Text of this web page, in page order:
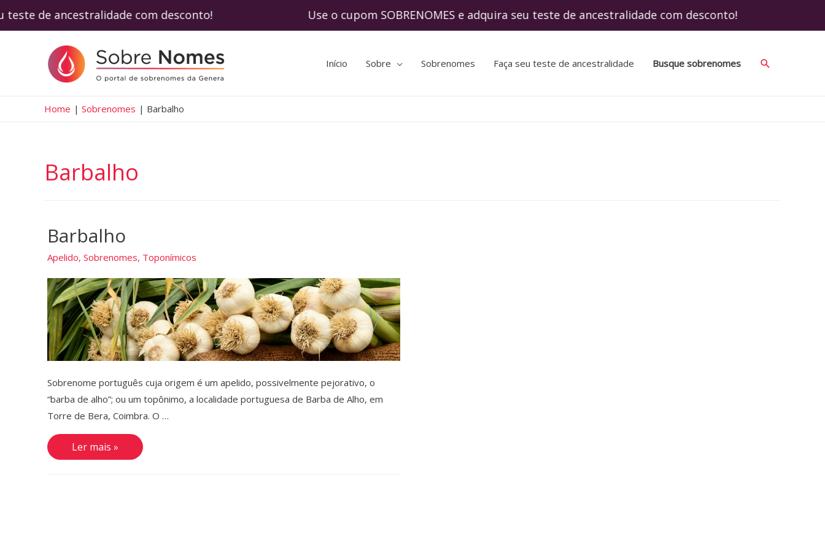
seu teste de ancestralidade com desconto! Use o cupom SOBRENOMES e adquira seu teste de ancestralidade com desconto!
Início Sobre Sobrenomes Faça seu teste de ancestralidade Busque sobrenomes Search
Home Sobrenomes Barbalho
Barbalho
Barbalho
Apelido, Sobrenomes, Toponímicos
Sobrenome português cuja origem é um apelido, possivelmente pejorativo, o
“barba de alho”; ou um topônimo, a localidade portuguesa de Barba de Alho, em
Torre de Bera, Coimbra. O …
Barbalho
Ler mais »